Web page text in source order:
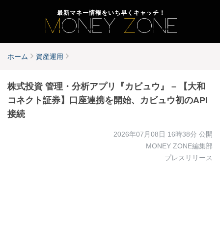
最新マネー情報をいち早くキャッチ！
ホーム 資産運用
株式投資 管理・分析アプリ『カビュウ』 – 【大和
コネクト証券】口座連携を開始、カビュウ初のAPI
接続
2026年07月08日 16時38分 公開
MONEY ZONE編集部
プレスリリース